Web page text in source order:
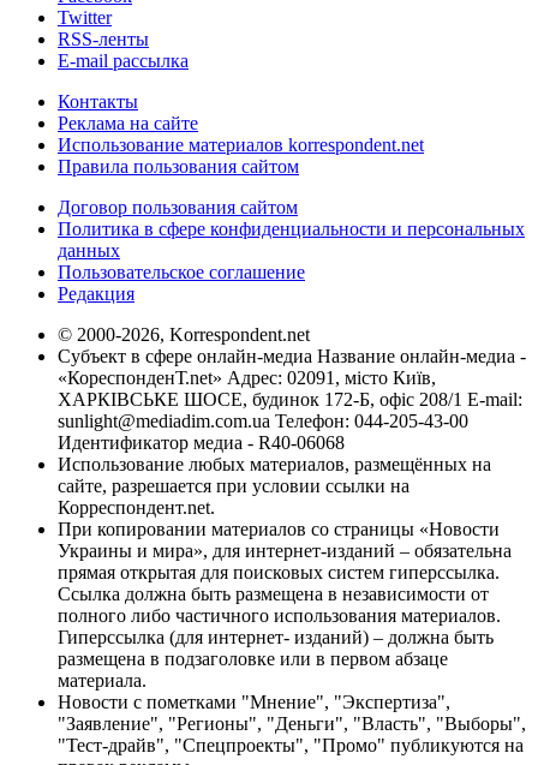
Twitter
RSS-ленты
E-mail рассылка
Контакты
Реклама на сайте
Использование материалов korrespondent.net
Правила пользования сайтом
Договор пользования сайтом
Политика в сфере конфиденциальности и персональных
данных
Пользовательское соглашение
Редакция
© 2000-2026, Korrespondent.net
Субъект в сфере онлайн-медиа Название онлайн-медиа -
«КореспонденТ.net» Адрес: 02091, місто Київ,
ХАРКІВСЬКЕ ШОСЕ, будинок 172-Б, офіс 208/1 E-mail:
sunlight@mediadim.com.ua Телефон: 044-205-43-00
Идентификатор медиа - R40-06068
Использование любых материалов, размещённых на
сайте, разрешается при условии ссылки на
Корреспондент.net.
При копировании материалов со страницы «Новости
Украины и мира», для интернет-изданий – обязательна
прямая открытая для поисковых систем гиперссылка.
Ссылка должна быть размещена в независимости от
полного либо частичного использования материалов.
Гиперссылка (для интернет- изданий) – должна быть
размещена в подзаголовке или в первом абзаце
материала.
Новости с пометками "Мнение", "Экспертиза",
"Заявление", "Регионы", "Деньги", "Власть", "Выборы",
"Тест-драйв", "Спецпроекты", "Промо" публикуются на